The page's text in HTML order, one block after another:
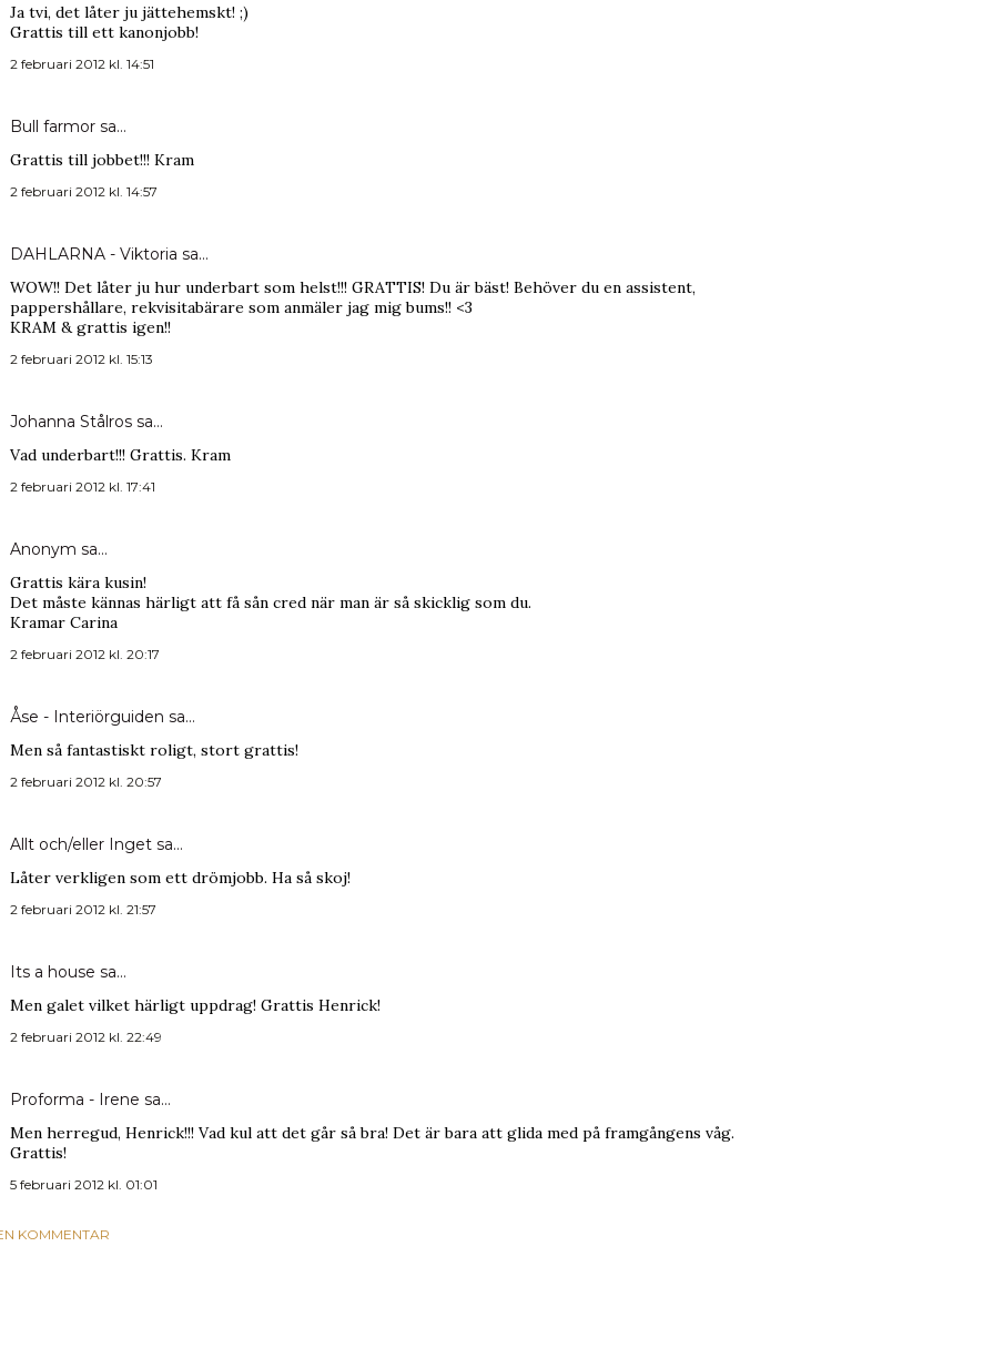
Ja tvi, det låter ju jättehemskt! ;)
Grattis till ett kanonjobb!
2 februari 2012 kl. 14:51
Bull farmor sa…
Grattis till jobbet!!! Kram
2 februari 2012 kl. 14:57
DAHLARNA - Viktoria sa…
WOW!! Det låter ju hur underbart som helst!!! GRATTIS! Du är bäst! Behöver du en assistent,
pappershållare, rekvisitabärare som anmäler jag mig bums!! <3
KRAM & grattis igen!!
2 februari 2012 kl. 15:13
Johanna Stålros sa…
Vad underbart!!! Grattis. Kram
2 februari 2012 kl. 17:41
Anonym sa…
Grattis kära kusin!
Det måste kännas härligt att få sån cred när man är så skicklig som du.
Kramar Carina
2 februari 2012 kl. 20:17
Åse - Interiörguiden sa…
Men så fantastiskt roligt, stort grattis!
2 februari 2012 kl. 20:57
Allt och/eller Inget sa…
Låter verkligen som ett drömjobb. Ha så skoj!
2 februari 2012 kl. 21:57
Its a house sa…
Men galet vilket härligt uppdrag! Grattis Henrick!
2 februari 2012 kl. 22:49
Proforma - Irene sa…
Men herregud, Henrick!!! Vad kul att det går så bra! Det är bara att glida med på framgångens våg.
Grattis!
5 februari 2012 kl. 01:01
KOMMENTAR